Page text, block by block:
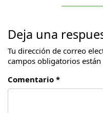
Deja una
Tu dirección de correo
campos obligatorios están
Comentario *